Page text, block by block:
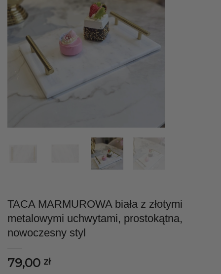
TACA MARMUROWA biała z złotymi
metalowymi uchwytami, prostokątna,
nowoczesny styl
79,00 zł